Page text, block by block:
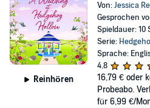
Reinhören
Von:Jessica
Gesprochen
Spieldauer: 10
Serie:
Sprache:
4,8
16,79 € oder
Probeabo.
für 6,99 €/